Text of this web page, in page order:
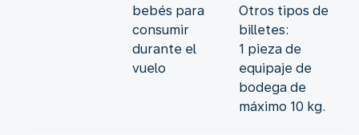
bebés para
consumir
durante el
vuelo
Otros tipos de
billetes:
1 pieza de
equipaje de
bodega de
máximo 10 kg.